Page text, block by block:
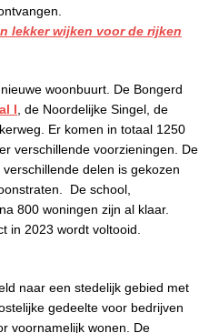
lekker wijken voor de rijken
woonbuurt. De Bongerd
I , de Noordelijke Singel, de
Er komen in totaal 1250
verschillende voorzieningen. De
delen is gekozen
De school,
800 woningen zijn al klaar.
in 2023 wordt voltooid.
naar een stedelijk gebied met
gedeelte voor bedrijven
voornamelijk wonen. De